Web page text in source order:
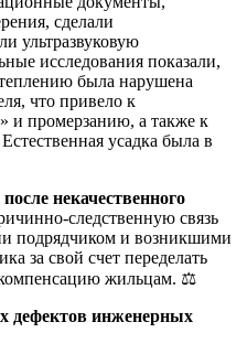
сделали
ультразвуковую
исследования показали,
была нарушена
что привело к
и промерзанию, а также к
усадка была в
некачественного
следственную связь
подрядчиком и возникшими
за свой счет переделать
жильцам. ⚖️
дефектов инженерных